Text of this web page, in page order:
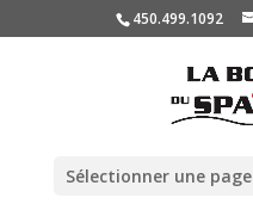
450.499.1092
Sélectionner une page